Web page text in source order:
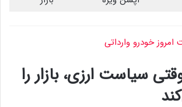
امروز خودرو وارداتی
سیاست ارزی، بازار را